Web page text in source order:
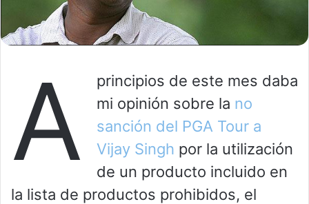
A
principios de este mes daba
mi opinión sobre la no
sanción del PGA Tour a
Vijay Singh por la utilización
de un producto incluido en
la lista de productos prohibidos, el